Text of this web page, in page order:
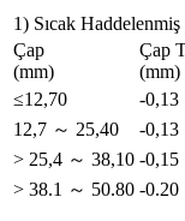
1) Sıcak
Çap
(mm)
Çap
(mm)
≤12,70
-0,13
12,7 ～ 25,40
-0,13
> 25,4 ～ 38,10 -0,15
> 38.1 ～ 50.80 -0.20